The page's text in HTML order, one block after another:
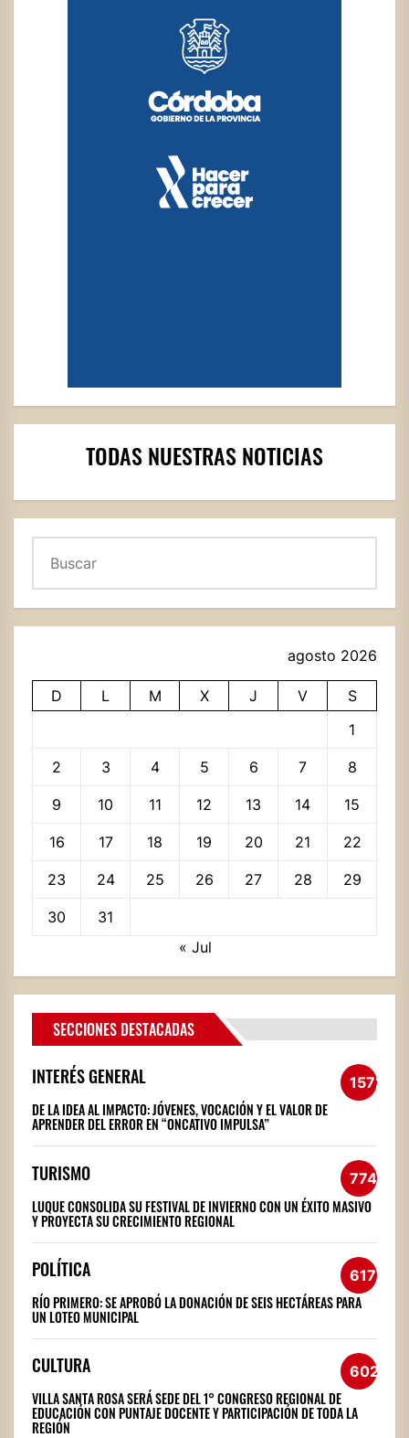
TODAS NUESTRAS NOTICIAS
agosto 2026
D L M X J V
S
1
2 3 4 5 6 7 8
9 10 11 12 13 14 15
16 17 18 19 20 21 22
23 24 25 26 27 28 29
30
31
« Jul
SECCIONES DESTACADAS
INTERÉS GENERAL 1572
DE LA IDEA AL IMPACTO: JÓVENES, VOCACIÓN Y EL VALOR DE
APRENDER DEL ERROR EN “ONCATIVO IMPULSA”
TURISMO 774
LUQUE CONSOLIDA SU FESTIVAL DE INVIERNO CON UN ÉXITO MASIVO
Y PROYECTA SU CRECIMIENTO REGIONAL
POLÍTICA 617
RÍO PRIMERO: SE APROBÓ LA DONACIÓN DE SEIS HECTÁREAS PARA
UN LOTEO MUNICIPAL
CULTURA 602
VILLA SANTA ROSA SERÁ SEDE DEL 1° CONGRESO REGIONAL DE
EDUCACIÓN CON PUNTAJE DOCENTE Y PARTICIPACIÓN DE TODA LA
REGIÓN